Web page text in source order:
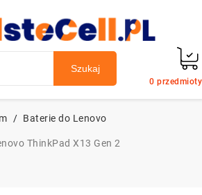
Szukaj
0 przedmioty
Baterie do Lenovo
ThinkPad X13 Gen 2